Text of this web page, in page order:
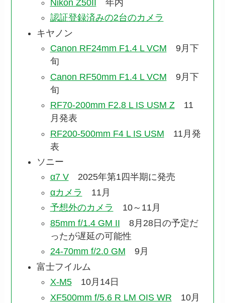
Nikon Z50II 年内
認証登録済みの2台のカメラ
キヤノン
Canon RF24mm F1.4 L VCM 9月下
旬
Canon RF50mm F1.4 L VCM 9月下
旬
RF70-200mm F2.8 L IS USM Z11
月発表
RF200-500mm F4 L IS USM 11月発
表
ソニー
α7 V2025年第1四半期に発売
αカメラ
11月
予想外のカメラ
10～11月
85mm f/1.4 GM II 8月28日の予定だ
ったが遅延の可能性
24-70mm f/2.0 GM 9月
富士フイルム
X-M510月14日
XF500mm f/5.6 R LM OIS WR 10月